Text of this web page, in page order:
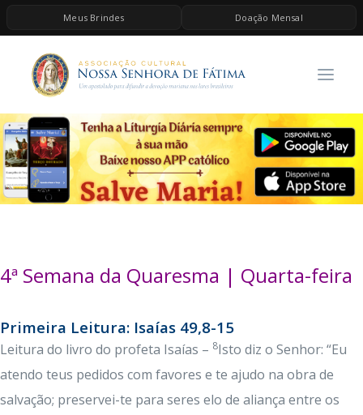
Meus Brindes Doação Mensal
HOME
A ASSOCIAÇÃO
CONTEÚDOS DE MARIA
ESPIRITUALIDADE
AS MELHORES MÚSICAS CATÓLICAS
BRINDES
4ª Semana da Quaresma | Quarta-feira
Primeira Leitura: Isaías 49,8-15
Leitura do livro do profeta Isaías – 8Isto diz o Senhor: “Eu
atendo teus pedidos com favores e te ajudo na obra de
salvação; preservei-te para seres elo de aliança entre os